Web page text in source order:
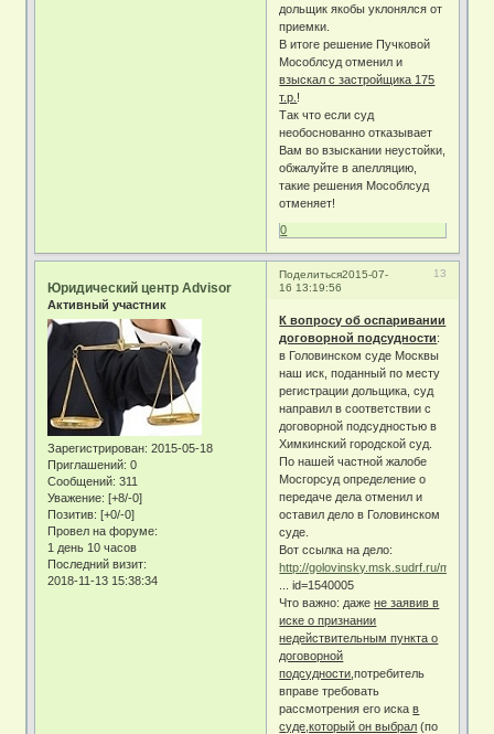
дольщик якобы уклонялся от
приемки.
В итоге решение Пучковой
Мособлсуд отменил и
взыскал с застройщика 175
т.р. !
Так что если суд
необоснованно отказывает
Вам во взыскании неустойки,
обжалуйте в апелляцию,
такие решения Мособлсуд
отменяет!
0
Поделиться 13
2015-07-
16 13:19:56
Юридический центр Advisor
Активный участник
Зарегистрирован: 2015-05-18
Приглашений: 0
Сообщений: 311
Уважение: [+8/-0]
Позитив: [+0/-0]
Провел на форуме:
1 день 10 часов
Последний визит:
2018-11-13 15:38:34
К вопросу об оспаривании
договорной подсудности:
в Головинском суде Москвы
наш иск, поданный по месту
регистрации дольщика, суд
направил в соответствии с
договорной подсудностью в
Химкинский городской суд.
По нашей частной жалобе
Мосгорсуд определение о
передаче дела отменил и
оставил дело в Головинском
суде.
Вот ссылка на дело:
http://golovinsky.msk.sudrf.ru/modules.
... id=1540005
Что важно: дажене заявив в
иске о признании
недействительным пункта о
договорной
подсудности ,потребитель
вправе требовать
рассмотрения его искав
суде,который он выбрал (по